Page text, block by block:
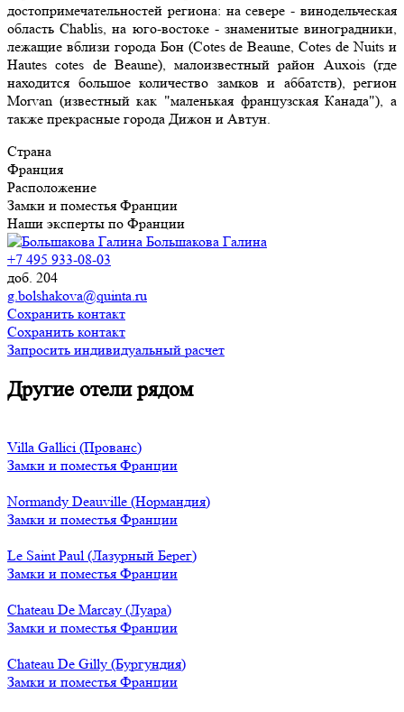
достопримечательностей региона: на севере - винодельческая
область Chablis, на юго-востоке - знаменитые виноградники,
лежащие вблизи города Бон (Cotes de Beaune, Cotes de Nuits и
Hautes cotes de Beaune), малоизвестный район Auxois (где
находится большое количество замков и аббатств), регион
Morvan (известный как "маленькая французская Канада"), а
также прекрасные города Дижон и Автун.
Страна
Франция
Расположение
Замки и поместья Франции
Наши эксперты по Франции
Большакова Галина
+7 495 933-08-03
доб. 204
g.bolshakova@quinta.ru
Сохранить контакт
Сохранить контакт
Запросить индивидуальный расчет
Другие отели рядом
Villa Gallici (Прованс)
Замки и поместья Франции
Normandy Deauville (Нормандия)
Замки и поместья Франции
Le Saint Paul (Лазурный Берег)
Замки и поместья Франции
Chateau De Marcay (Луара)
Замки и поместья Франции
Chateau De Gilly (Бургундия)
Замки и поместья Франции